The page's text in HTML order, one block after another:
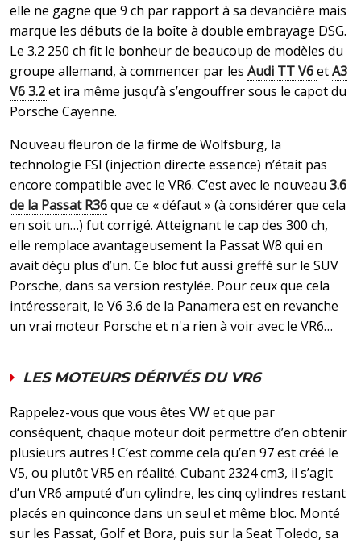
elle ne gagne que 9 ch par rapport à sa devancière mais
marque les débuts de la boîte à double embrayage DSG.
Le 3.2 250 ch fit le bonheur de beaucoup de modèles du
groupe allemand, à commencer par les Audi TT V6etA3
V6 3.2et ira même jusqu’à s’engouffrer sous le capot du
Porsche Cayenne.
Nouveau fleuron de la firme de Wolfsburg, la
technologie FSI (injection directe essence) n’était pas
encore compatible avec le VR6. C’est avec le nouveau 3.6
de la Passat R36que ce « défaut » (à considérer que cela
en soit un…) fut corrigé. Atteignant le cap des 300 ch,
elle remplace avantageusement la Passat W8 qui en
avait déçu plus d’un. Ce bloc fut aussi greffé sur le SUV
Porsche, dans sa version restylée. Pour ceux que cela
intéresserait, le V6 3.6 de la Panamera est en revanche
un vrai moteur Porsche et n'a rien à voir avec le VR6…
LES MOTEURS DÉRIVÉS DU VR6
Rappelez-vous que vous êtes VW et que par
conséquent, chaque moteur doit permettre d’en obtenir
plusieurs autres ! C’est comme cela qu’en 97 est créé le
V5, ou plutôt VR5 en réalité. Cubant 2324 cm3, il s’agit
d’un VR6 amputé d’un cylindre, les cinq cylindres restant
placés en quinconce dans un seul et même bloc. Monté
sur les Passat, Golf et Bora, puis sur la Seat Toledo, sa